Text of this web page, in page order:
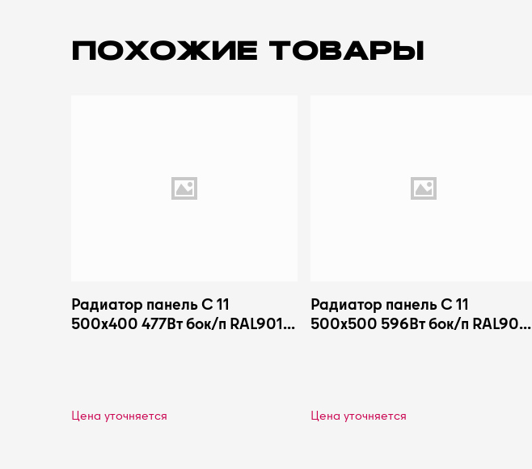
ПОХОЖИЕ ТОВАРЫ
Радиатор панель С 11
500х400 477Вт бок/п RAL9016
Цена уточняется
Радиатор панель С 11
500х500 596Вт бок/п RAL9016
Цена уточняется